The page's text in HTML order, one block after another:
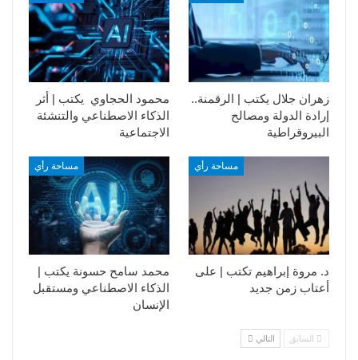
محمود الحجاوي يكتب | أثر
الذكاء الاصطناعي والتنشئة
الاجتماعية
زهران جلال يكتب | الرقمنة..
إرادة الدولة ومصالح
البيروقراطية
مساحة رأي
محمد سامح حسونة يكتب |
الذكاء الاصطناعي ومستقبل
الإنسان
مساحة رأي
د. مروة إبراهيم تكتب | على
أعتاب زمن جديد
السابق التالي